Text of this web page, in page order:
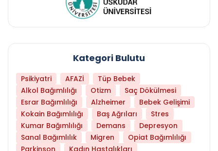
Kategori Bulutu
Psikiyatri AFAZİ
Tüp Bebek
Alkol Bağımlılığı
Otizm
Saç Dökülmesi
Esrar Bağımlılığı
Alzheimer
Bebek Gelişimi
Kokain Bağımlılığı
Baş Ağrıları
Stres
Kumar Bağımlılığı
Demans
Depresyon
Sanal Bağımlılık
Migren
Opiat Bağımlılığı
Parkinson
Kadın Hastalıkları